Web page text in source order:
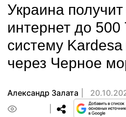
Украина
интернет до 500
систему
через Черное
Александр Залата